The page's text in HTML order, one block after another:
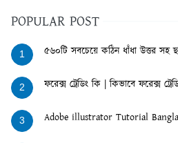
POPULAR POST
1 ৫৬০টি সবচেয়ে কঠিন ধাঁধা উত্তর সহ
2 ফরেক্স ট্রেডিং কি | কিভাবে ফরেক্স
3 Adobe illustrator Tutorial Bangla